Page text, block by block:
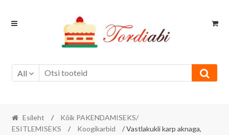
Skip
Skip
All
Esileht /
Kõik PAKENDAMISEKS/
ESITLEMISEKS
/ Koogikarbid
/ Vastlakukli karp aknaga,